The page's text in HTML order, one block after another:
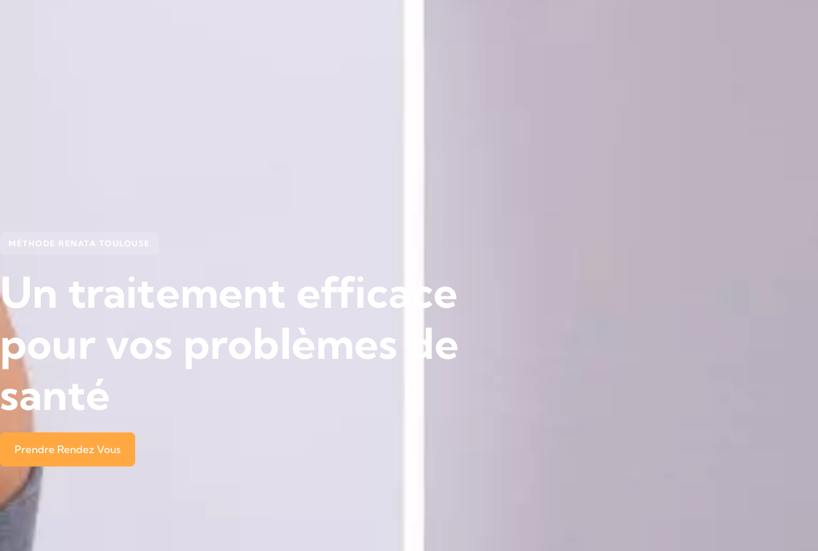
MÉTHODE RENATA TOULOUSE
Un traitement efficace
pour vos problèmes de
santé
Prendre Rendez Vous